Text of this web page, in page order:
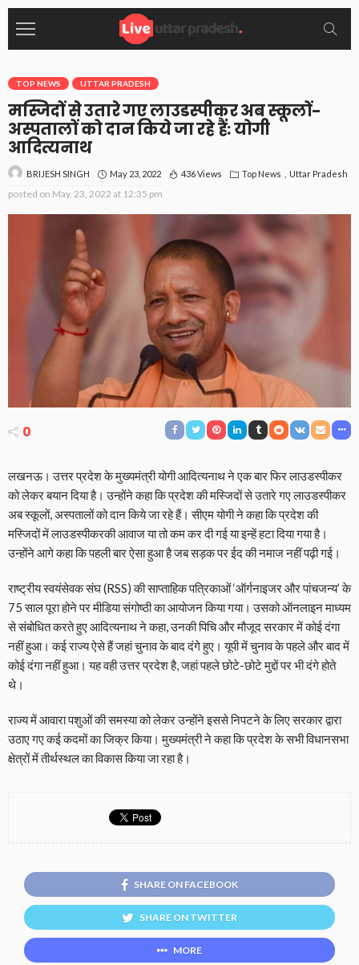
TOP NEWS UTTAR PRADESH
मस्जिदों से उतारे गए लाउडस्पीकर अब स्कूलों-
अस्पतालों को दान किये जा रहे हैं: योगी
आदित्यनाथ
BRIJESH SINGH May 23, 2022 436 Views Top News Uttar Pradesh
posted on May. 23, 2022 at 12:35 pm
0
लखनऊ। उत्तर प्रदेश के मुख्यमंत्री योगी आदित्यनाथ ने एक बार फिर लाउडस्पीकर
को लेकर बयान दिया है। उन्होंने कहा कि प्रदेश की मस्जिदों से उतारे गए लाउडस्पीकर
अब स्कूलों, अस्पतालों को दान किये जा रहे हैं। सीएम योगी ने कहा कि प्रदेश की
मस्जिदों में लाउडस्पीकरकी आवाज या तो कम कर दी गई या इन्हें हटा दिया गया है।
उन्होंने आगे कहा कि पहली बार ऐसा हुआ है जब सड़क पर ईद की नमाज नहीं पढ़ी गई।
राष्ट्रीय स्वयंसेवक संघ (RSS) की साप्ताहिक पत्रिकाओं ‘ऑर्गनाइजर और पांचजन्य’ के
75 साल पूरा होने पर मीडिया संगोष्ठी का आयोजन किया गया। उसको ऑनलाइन माध्यम
से संबोधित करते हुए आदित्यनाथ ने कहा, उनकी पिचि और मौजूद सरकार में कोई दंगा
नहीं हुआ। कई राज्य ऐसे हैं जहां चुनाव के बाद दंगे हुए। यूपी में चुनाव के पहले और बाद में
कोई दंगा नहीं हुआ। यह वही उत्तर प्रदेश है, जहां पहले छोटे-छोटे मुद्दों पर भी दंगे होते
थे।
राज्य में आवारा पशुओं की समस्या को लेकर उन्होंने इससे निपटने के लिए सरकार द्वारा
उठाए गए कई कदमों का जिक्र किया। मुख्यमंत्री ने कहा कि प्रदेश के सभी विधानसभा
क्षेत्रों में तीर्थस्थल का विकास किया जा रहा है।
SHARE ON FACEBOOK
SHARE ON TWITTER
MORE